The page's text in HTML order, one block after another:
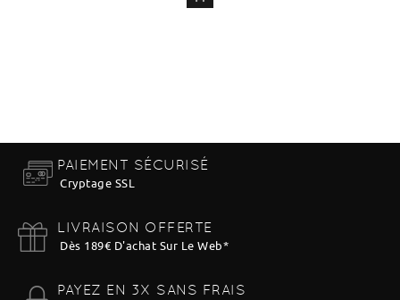
PAIEMENT SÉCURISÉ
Cryptage SSL
LIVRAISON OFFERTE
Dès 189€ D'achat Sur Le Web*
PAYEZ EN 3X SANS FRAIS